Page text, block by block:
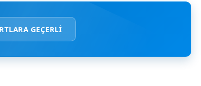
GEÇERLİ